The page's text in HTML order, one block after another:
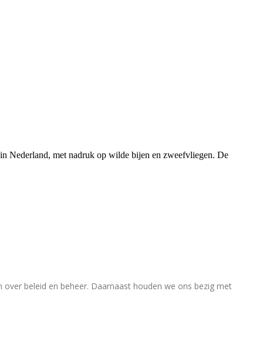
Nederland, met nadruk op wilde bijen en zweefvliegen. De
beleid en beheer. Daarnaast houden we ons bezig met